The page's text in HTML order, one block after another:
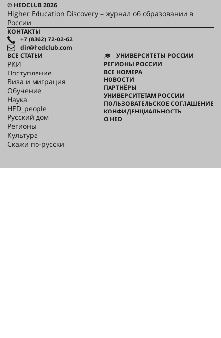
© HEDCLUB 2026
Higher Education Discovery – журнал об образовании в
России
КОНТАКТЫ
+7 (8362) 72-02-62
dir@hedclub.com
ВСЕ СТАТЬИ
РКИ
Поступление
Виза и миграция
Обучение
Наука
HED_people
Русский дом
Регионы
Культура
Скажи по-русски
УНИВЕРСИТЕТЫ РОССИИ
РЕГИОНЫ РОССИИ
ВСЕ НОМЕРА
НОВОСТИ
ПАРТНЁРЫ
УНИВЕРСИТЕТАМ РОССИИ
ПОЛЬЗОВАТЕЛЬСКОЕ СОГЛАШЕНИЕ
КОНФИДЕНЦИАЛЬНОСТЬ
О HED